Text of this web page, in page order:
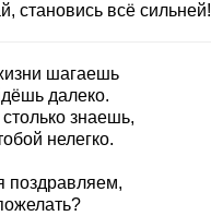
становись всё сильней!
шагаешь
далеко.
знаешь,
нелегко.
поздравляем,